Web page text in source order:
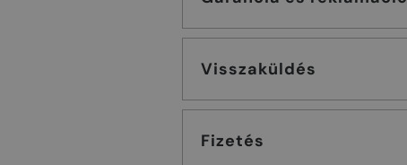
Visszaküldés
Fizetés